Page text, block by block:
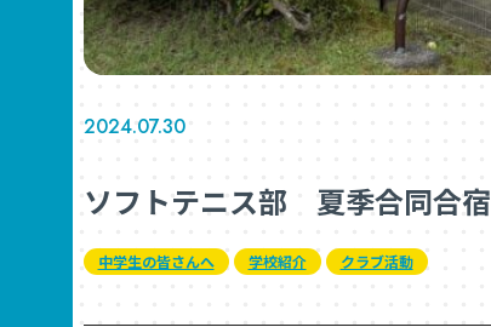
2024.07.30
ソフトテニス部 夏季合同合宿
中学生の皆さんへ 学校紹介 クラブ活動